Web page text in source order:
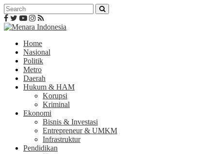
Home
Nasional
Politik
Metro
Daerah
Hukum & HAM
Korupsi
Kriminal
Ekonomi
Bisnis & Investasi
Entrepreneur & UMKM
Infrastruktur
Pendidikan